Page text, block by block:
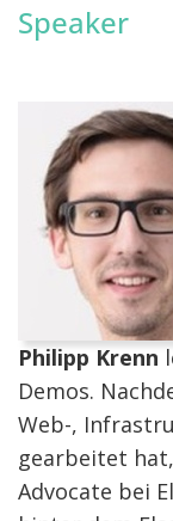
Speaker
Philipp Krenn
Demos.
Web-,
gearbeitet
Advocate bei